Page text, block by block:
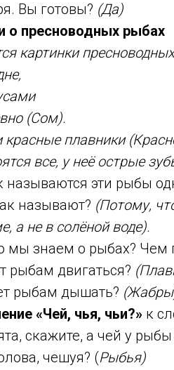
Вы готовы? (Да)
о пресноводных рыбах
картинки
(Сом).
красные плавники
все, у неё острые
называются эти рыбы
называют? (Потому,
а не в солёной воде).
мы знаем о рыбах? Чем
рыбам двигаться?
рыбам дышать?
«Чей, чья, чьи?» к
скажите, а чей у рыбы
чешуя? (Рыбья)